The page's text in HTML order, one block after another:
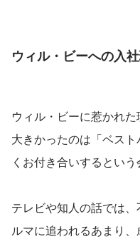
ウィル・ビーへの入
ウィル・ビーに惹かれ
大きかったのは「ベス
くお付き合いするという
テレビや知人の話では
ルマに追われるあまり